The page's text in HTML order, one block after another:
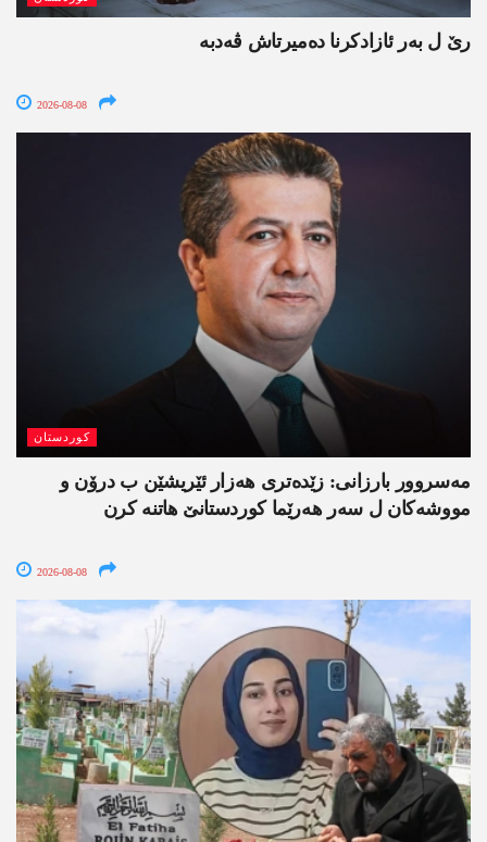
رێ ل بەر ئازادکرنا دەمیرتاش ڤەدبە
2026-08-08
کوردستان
مەسروور بارزانی: زێدەتری ھەزار ئێریشێن ب درۆن و
مووشەکان ل سەر ھەرێما کوردستانێ ھاتنە کرن
2026-08-08